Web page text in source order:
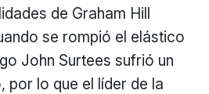
de Graham Hill
se rompió el elástico
John Surtees sufrió un
por lo que el líder de la